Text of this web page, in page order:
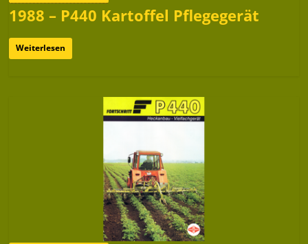
1988 – P440 Kartoffel Pflegegerät
Weiterlesen